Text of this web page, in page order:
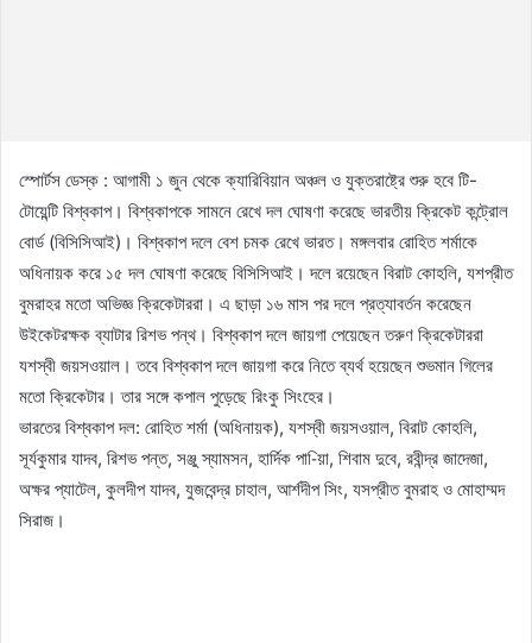
স্পোর্টস ডেস্ক : আগামী ১ জুন থেকে ক্যারিবিয়ান অঞ্চল ও যুক্তরাষ্ট্রে শুরু হবে টি-
টোয়েন্টি বিশ্বকাপ। বিশ্বকাপকে সামনে রেখে দল ঘোষণা করেছে ভারতীয় ক্রিকেট কন্ট্রোল
বোর্ড (বিসিসিআই)। বিশ্বকাপ দলে বেশ চমক রেখে ভারত। মঙ্গলবার রোহিত শর্মাকে
অধিনায়ক করে ১৫ দল ঘোষণা করেছে বিসিসিআই। দলে রয়েছেন বিরাট কোহলি, যশপ্রীত
বুমরাহর মতো অভিজ্ঞ ক্রিকেটাররা। এ ছাড়া ১৬ মাস পর দলে প্রত্যাবর্তন করেছেন
উইকেটরক্ষক ব্যাটার রিশভ পন্থ। বিশ্বকাপ দলে জায়গা পেয়েছেন তরুণ ক্রিকেটাররা
যশস্বী জয়সওয়াল। তবে বিশ্বকাপ দলে জায়গা করে নিতে ব্যর্থ হয়েছেন শুভমান গিলের
মতো ক্রিকেটার। তার সঙ্গে কপাল পুড়েছে রিংকু সিংহের।
ভারতের বিশ্বকাপ দল: রোহিত শর্মা (অধিনায়ক), যশস্বী জয়সওয়াল, বিরাট কোহলি,
সূর্যকুমার যাদব, রিশভ পন্ত, সঞ্জু স্যামসন, হার্দিক পা-িয়া, শিবাম দুবে, রবীন্দ্র জাদেজা,
অক্ষর প্যাটেল, কুলদীপ যাদব, যুজবেন্দ্র চাহাল, আর্শদীপ সিং, যসপ্রীত বুমরাহ ও মোহাম্মদ
সিরাজ।